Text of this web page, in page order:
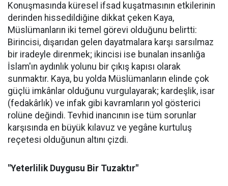
Konuşmasında küresel ifsad kuşatmasının etkilerinin
derinden hissedildiğine dikkat çeken Kaya,
Müslümanların iki temel görevi olduğunu belirtti:
Birincisi, dışarıdan gelen dayatmalara karşı sarsılmaz
bir iradeyle direnmek; ikincisi ise bunalan insanlığa
İslam'ın aydınlık yolunu bir çıkış kapısı olarak
sunmaktır. Kaya, bu yolda Müslümanların elinde çok
güçlü imkânlar olduğunu vurgulayarak; kardeşlik, isar
(fedakârlık) ve infak gibi kavramların yol gösterici
rolüne değindi. Tevhid inancının ise tüm sorunlar
karşısında en büyük kılavuz ve yegâne kurtuluş
reçetesi olduğunun altını çizdi.
"Yeterlilik Duygusu Bir Tuzaktır"